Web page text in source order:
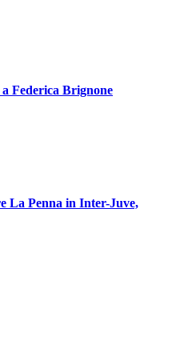
Federica Brignone
La Penna in Inter-Juve,